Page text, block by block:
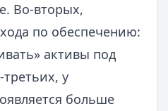
Во-вторых,
по обеспечению:
активы под
у
больше